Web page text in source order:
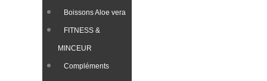
Boissons Aloe vera
FITNESS &
MINCEUR
Compléments